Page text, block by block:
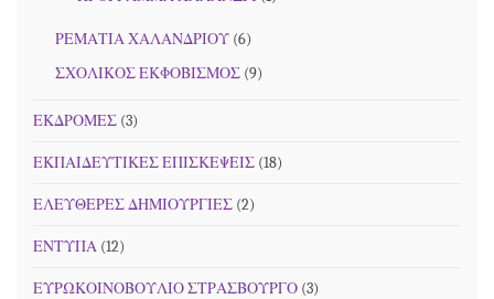
ΡΕΜΑΤΙΑ ΧΑΛΑΝΔΡΙΟΥ (6)
ΣΧΟΛΙΚΟΣ ΕΚΦΟΒΙΣΜΟΣ (9)
ΕΚΔΡΟΜΕΣ (3)
ΕΚΠΑΙΔΕΥΤΙΚΕΣ ΕΠΙΣΚΕΨΕΙΣ (18)
ΕΛΕΥΘΕΡΕΣ ΔΗΜΙΟΥΡΓΙΕΣ (2)
ΕΝΤΥΠΑ (12)
ΕΥΡΩΚΟΙΝΟΒΟΥΛΙΟ ΣΤΡΑΣΒΟΥΡΓΟ (3)